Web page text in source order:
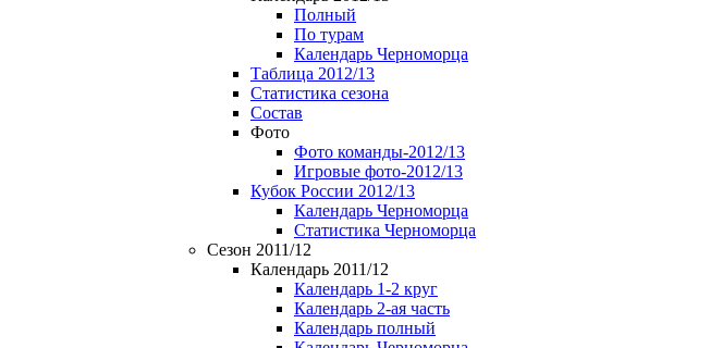
Полный
По турам
Календарь Черноморца
Таблица 2012/13
Статистика сезона
Состав
Фото
Фото команды-2012/13
Игровые фото-2012/13
Кубок России 2012/13
Календарь Черноморца
Статистика Черноморца
Сезон 2011/12
Календарь 2011/12
Календарь 1-2 круг
Календарь 2-ая часть
Календарь полный